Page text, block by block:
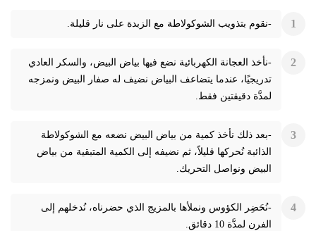
-نقوم بتذويب الشوكولاطة مع الزبدة على نار قليلة.
-نأخذ العجانة الكهربائية نضع فيها بياض البيض، والسكر العادي
تدريجيًا، عندما يتضاعف البياض نضيف له صفار البيض ونمزجه
لمدَّة دقيقتين فقط.
-بعد ذلك نأخذ كمية من بياض البيض نضعه مع الشوكولاطة
الذائبة نُحركها قليلاً، ثم نضيفه إلى الكمية المتبقية من بياض
البيض ونواصل التحريك.
-نُحَضِر الكؤوس ونملأها بالمزيج الذي حضرناه، نُدخلهم إلى
الفرن لمدَّة 10 دقائق.